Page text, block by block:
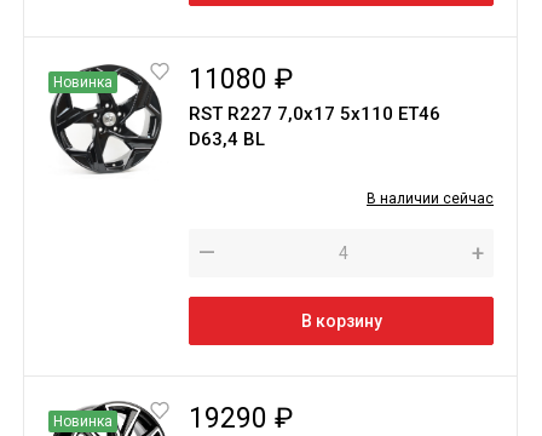
Новинка 11080 ₽
RST R227 7,0x17 5x110 ET46
D63,4 BL
В наличии сейчас
— +
В корзину
Новинка 19290 ₽